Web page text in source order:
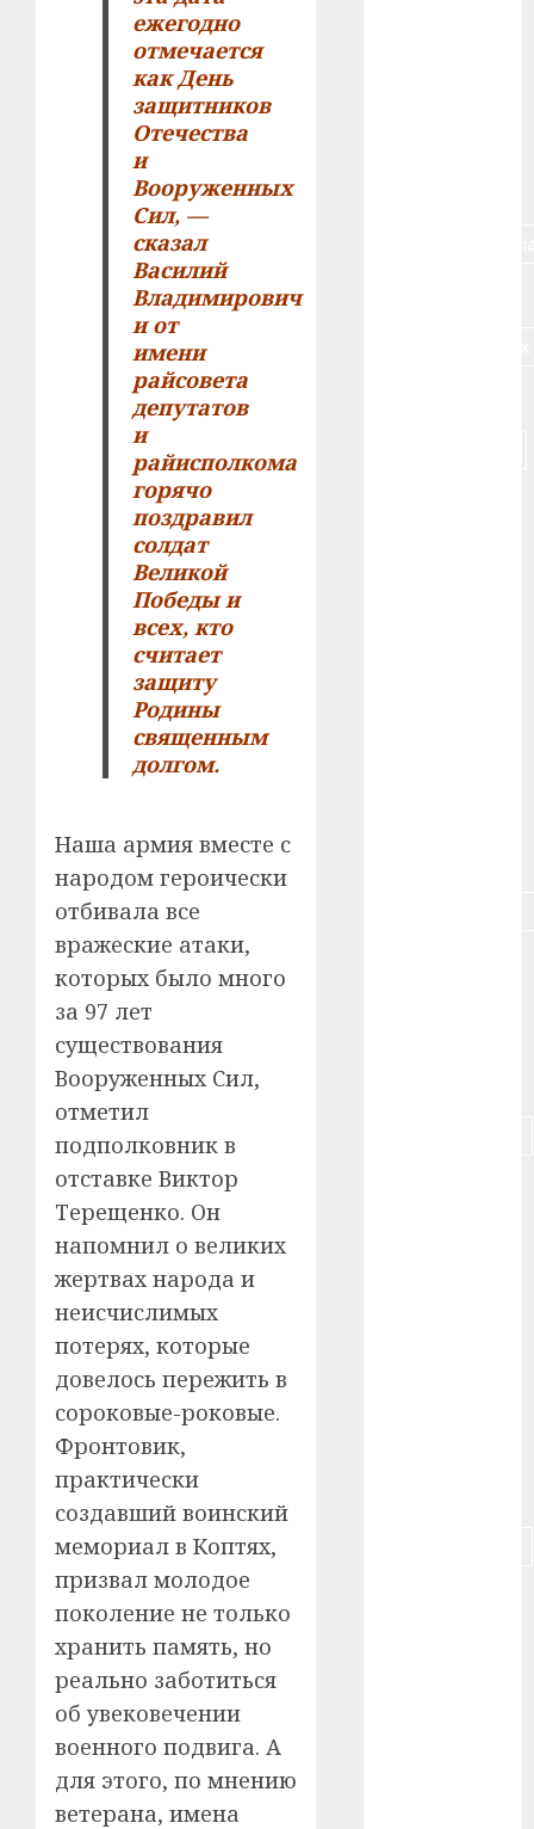
ежегодно
отмечается
как День
защитников
Отечества
и
Вооруженных
Сил, —
сказал
Василий
Владимирович
и от
имени
райсовета
депутатов
и
райисполкома
горячо
поздравил
солдат
Великой
Победы и
всех, кто
считает
защиту
Родины
священным
долгом.
Наша армия вместе с
народом героически
отбивала все
вражеские атаки,
которых было много
за 97 лет
существования
Вооруженных Сил,
отметил
подполковник в
отставке Виктор
Терещенко. Он
напомнил о великих
жертвах народа и
неисчислимых
потерях, которые
довелось пережить в
сороковые-роковые.
Фронтовик,
практически
создавший воинский
мемориал в Коптях,
призвал молодое
поколение не только
хранить память, но
реально заботиться
об увековечении
военного подвига. А
для этого, по мнению
ветерана, имена